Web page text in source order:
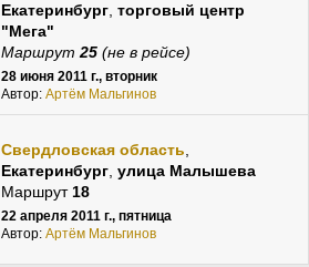
Екатеринбург, торговый центр
"Мега"
Маршрут25(не в рейсе)
28 июня 2011 г., вторник
Автор: Артём Мальгинов
Свердловская область
Екатеринбург, улица Малышева
Маршрут 18
22 апреля 2011 г., пятница
Автор: Артём Мальгинов